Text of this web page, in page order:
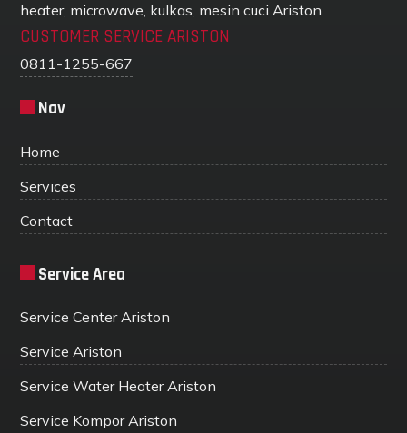
heater, microwave, kulkas, mesin cuci Ariston.
CUSTOMER SERVICE ARISTON
0811-1255-667
Nav
Home
Services
Contact
Service Area
Service Center Ariston
Service Ariston
Service Water Heater Ariston
Service Kompor Ariston